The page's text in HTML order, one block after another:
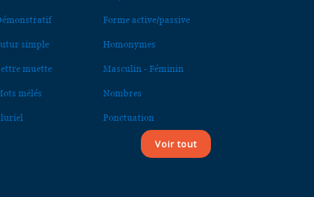
Forme active/passive
simple Homonymes
muette Masculin - Féminin
mêlés Nombres
Ponctuation
Voir tout